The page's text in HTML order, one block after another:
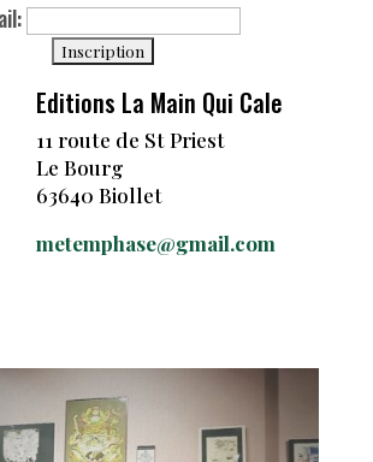
Editions La Main Qui Cale
11 route de St Priest
Le Bourg
63640 Biollet
metemphase@gmail.com
(Anglais) Français